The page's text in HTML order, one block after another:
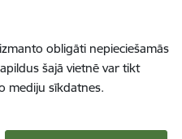
obligāti nepieciešamās
šajā vietnē var tikt
mediju sīkdatnes.